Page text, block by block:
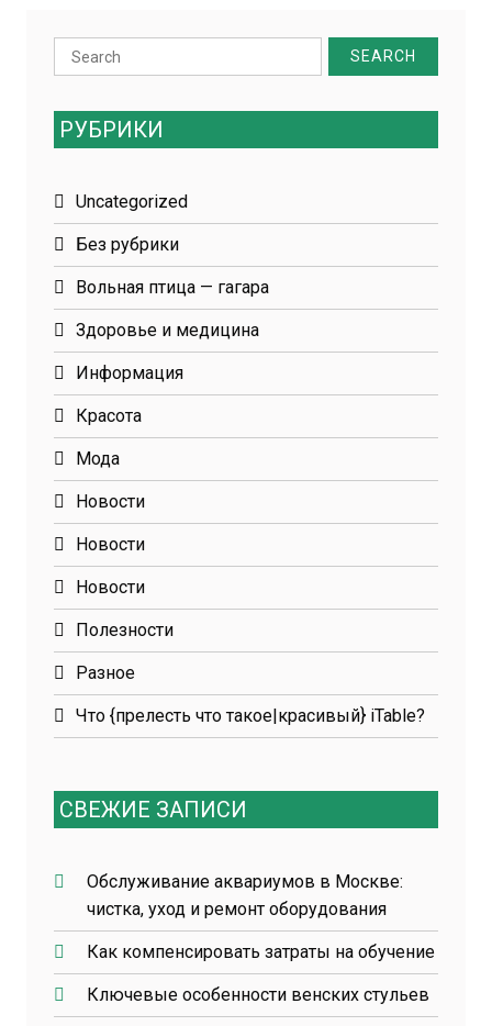
Search
for:
РУБРИКИ
Uncategorized
Без рубрики
Вольная птица — гагара
Здоровье и медицина
Информация
Красота
Мода
Новости
Новости
Новости
Полезности
Разное
Что {прелесть что такое|красивый} iTable?
СВЕЖИЕ ЗАПИСИ
Обслуживание аквариумов в Москве:
чистка, уход и ремонт оборудования
Как компенсировать затраты на обучение
Ключевые особенности венских стульев